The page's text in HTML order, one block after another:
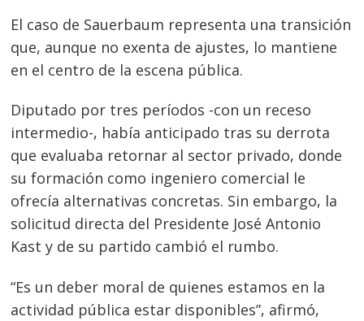
El caso de Sauerbaum representa una transición
que, aunque no exenta de ajustes, lo mantiene
en el centro de la escena pública.
Diputado por tres períodos -con un receso
intermedio-, había anticipado tras su derrota
que evaluaba retornar al sector privado, donde
su formación como ingeniero comercial le
ofrecía alternativas concretas. Sin embargo, la
solicitud directa del Presidente José Antonio
Kast y de su partido cambió el rumbo.
“Es un deber moral de quienes estamos en la
actividad pública estar disponibles”, afirmó,